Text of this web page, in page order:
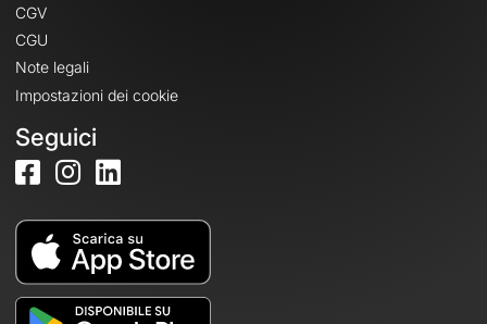
CGV
CGU
Note legali
Impostazioni dei cookie
Seguici